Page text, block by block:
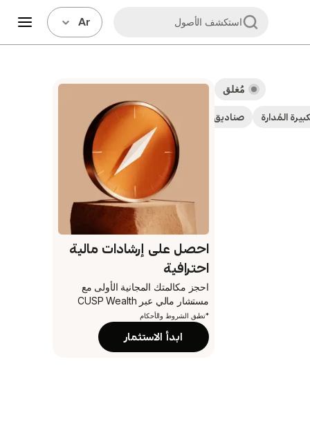
استكشف الأصول Ar
المُدارة صناديق استثمارية صناديق بعائد منخفض
مُغلق
احصل على إرشادات مالية
احترافية
احجز مكالمتك المجانية الأولى مع
مستشار مالي عبر CUSP Wealth
*تطبق الشروط والأحكام
ابدأ الاستثمار